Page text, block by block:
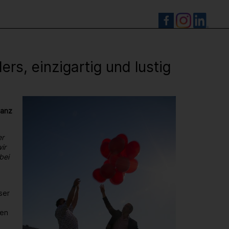
einzigartig und lustig